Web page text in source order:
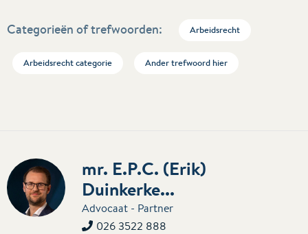
Categorieën of trefwoorden: Arbeidsrecht
Arbeidsrecht categorie Ander trefwoord hier
mr. E.P.C. (Erik)
Duinkerke...
Advocaat - Partner
026 3522 888